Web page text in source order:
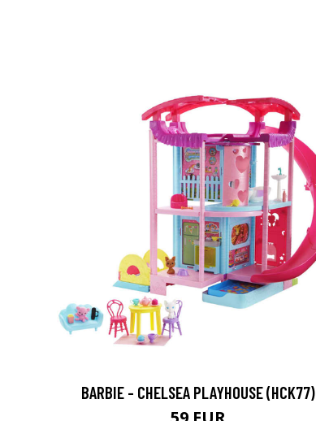
BARBIE - CHELSEA PLAYHOUSE (HCK77)